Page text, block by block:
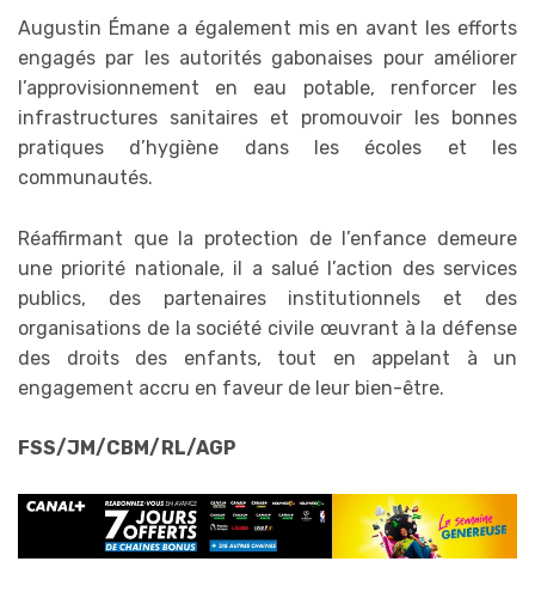
Augustin Émane a également mis en avant les efforts
engagés par les autorités gabonaises pour améliorer
l’approvisionnement en eau potable, renforcer les
infrastructures sanitaires et promouvoir les bonnes
pratiques d’hygiène dans les écoles et les
communautés.
Réaffirmant que la protection de l’enfance demeure
une priorité nationale, il a salué l’action des services
publics, des partenaires institutionnels et des
organisations de la société civile œuvrant à la défense
des droits des enfants, tout en appelant à un
engagement accru en faveur de leur bien-être.
FSS/JM/CBM/RL/AGP